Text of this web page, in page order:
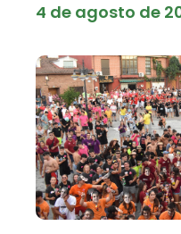
4 de agosto de